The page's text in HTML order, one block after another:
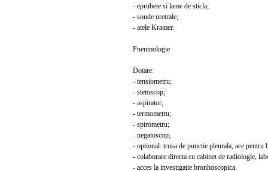
- eprubete si lame de sticla;
- sonde uretrale;
- atele Kramer.
Pneumologie
Dotare:
- tensiometru;
- stetoscop;
- aspirator;
- termometru;
- spirometru;
- negatoscop;
- optional: trusa de punctie pleurala, ace pentru
- colaborare directa cu cabinet de radiologie,
- acces la investigatie bronhoscopica.